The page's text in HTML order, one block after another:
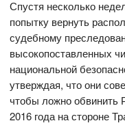
Спустя несколько
попытку вернуть
судебному
высокопоставленных
национальной
утверждая, что они
чтобы ложно обвинить
2016 года на стороне